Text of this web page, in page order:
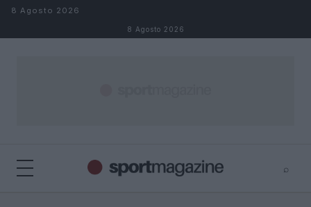
Salta al contenuto
8 Agosto 2026
8 Agosto 2026
⌕